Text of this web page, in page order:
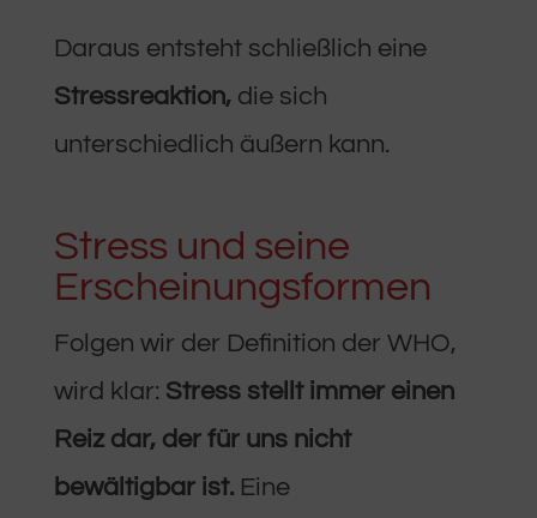
Daraus entsteht schließlich eine
Stressreaktion,die sich
unterschiedlich äußern kann.
Stress und seine
Erscheinungsformen
Folgen wir der Definition der WHO,
wird klar: Stress stellt immer einen
Reiz dar, der für uns nicht
bewältigbar ist. Eine